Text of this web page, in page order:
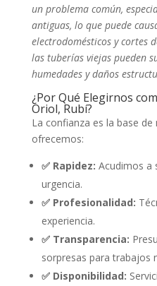
un problema común,
antiguas, lo que puede
electrodomésticos y cortes
las tuberías viejas pueden
humedades y daños
¿Por Qué Elegirnos
Oriol, Rubí?
La confianza es la base
ofrecemos:
✅ Rapidez: Acudimos a
urgencia.
✅ Profesionalidad:
experiencia.
✅ Transparencia:
sorpresas para trabajos
✅ Disponibilidad: